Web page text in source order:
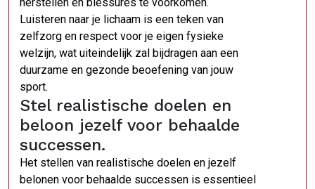
Luisteren naar je lichaam is een teken van
zelfzorg en respect voor je eigen fysieke
welzijn, wat uiteindelijk zal bijdragen aan een
duurzame en gezonde beoefening van jouw
sport.
Stel realistische doelen en
beloon jezelf voor behaalde
successen.
Het stellen van realistische doelen en jezelf
belonen voor behaalde successen is essentieel